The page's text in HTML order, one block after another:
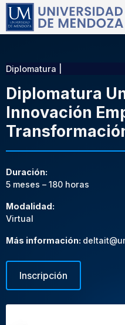
Diplomatura |
Diplomatura
Innovación
Duración:
5 meses – 180 horas
Modalidad:
Virtual
Más información:
Inscripción